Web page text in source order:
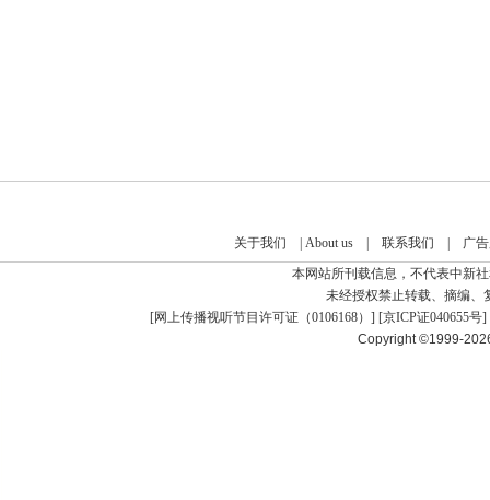
关于我们 About us| 联系我们
广
本网站所刊载信息，不代表中新
未经授权禁止转载、摘编、
[网上传播视听节目许可证（0106168） ] [京ICP证040655号]
Copyright ©1999-